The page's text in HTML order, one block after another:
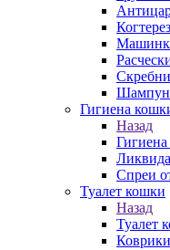
Гигиена
Назад
Спреи
Туалет кошки
Назад
Туалет